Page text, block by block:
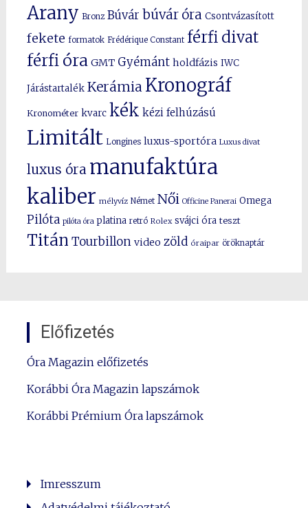
Arany Bronz Búvár búvár óra Csontvázasított
fekete formatok Frédérique Constant férfi divat
férfi óra GMT Gyémánt holdfázis IWC
Járástartalék Kerámia Kronográf
Kronométer kvarc kék kézi felhúzású
Limitált Longines luxus-sportóra Luxus divat
luxus óra manufaktúra
kaliber mélyvíz Német Női Officine Panerai Omega
Pilóta pilóta óra platina retró Rolex svájci óra teszt
Titán Tourbillon video zöld óraipar öröknaptár
Előfizetés
Óra Magazin előfizetés
Korábbi Óra Magazin lapszámok
Korábbi Prémium Óra lapszámok
Imresszum